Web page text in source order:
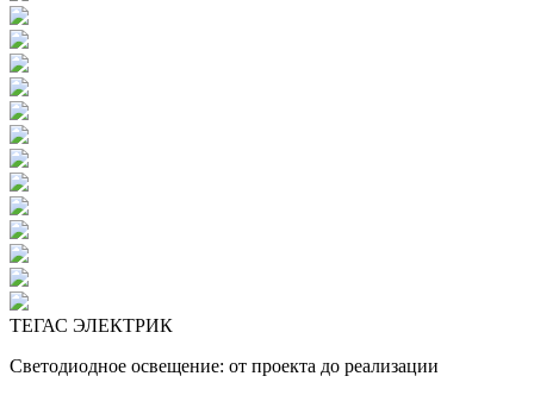
ТЕГАС ЭЛЕКТРИК
Светодиодное освещение: от проекта до реализации